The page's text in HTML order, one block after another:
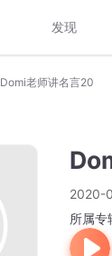
发现
Domi老师讲名言20
2020-
所属专